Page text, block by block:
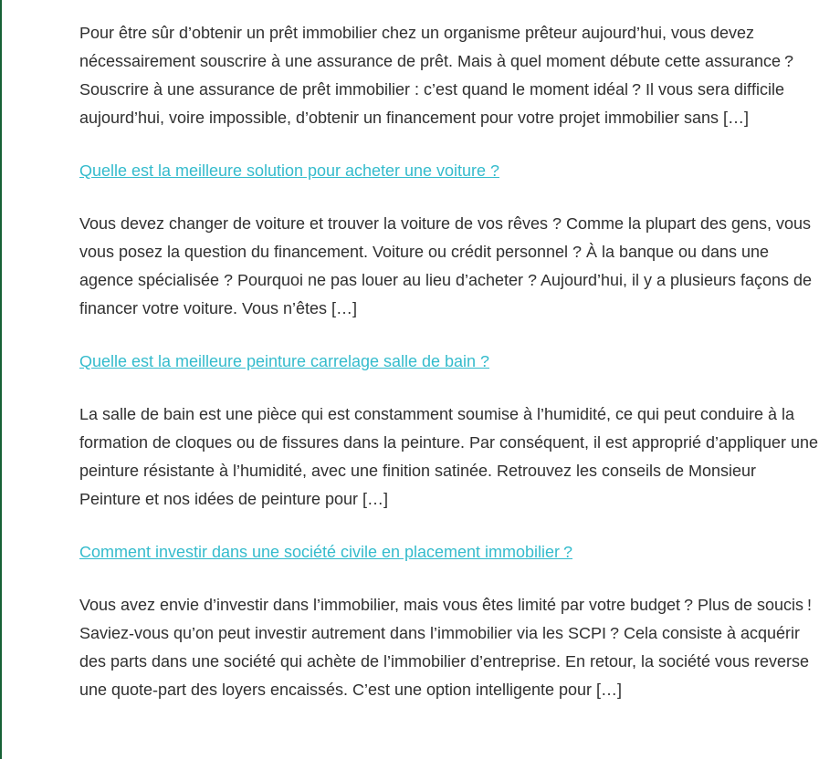
Pour être sûr d’obtenir un prêt immobilier chez un organisme prêteur aujourd’hui, vous devez
nécessairement souscrire à une assurance de prêt. Mais à quel moment débute cette assurance ?
Souscrire à une assurance de prêt immobilier : c’est quand le moment idéal ? Il vous sera difficile
aujourd’hui, voire impossible, d’obtenir un financement pour votre projet immobilier sans […]
Quelle est la meilleure solution pour acheter une voiture ?
Vous devez changer de voiture et trouver la voiture de vos rêves ? Comme la plupart des gens, vous
vous posez la question du financement. Voiture ou crédit personnel ? À la banque ou dans une
agence spécialisée ? Pourquoi ne pas louer au lieu d’acheter ? Aujourd’hui, il y a plusieurs façons de
financer votre voiture. Vous n’êtes […]
Quelle est la meilleure peinture carrelage salle de bain ?
La salle de bain est une pièce qui est constamment soumise à l’humidité, ce qui peut conduire à la
formation de cloques ou de fissures dans la peinture. Par conséquent, il est approprié d’appliquer une
peinture résistante à l’humidité, avec une finition satinée. Retrouvez les conseils de Monsieur
Peinture et nos idées de peinture pour […]
Comment investir dans une société civile en placement immobilier ?
Vous avez envie d’investir dans l’immobilier, mais vous êtes limité par votre budget ? Plus de soucis !
Saviez-vous qu’on peut investir autrement dans l’immobilier via les SCPI ? Cela consiste à acquérir
des parts dans une société qui achète de l’immobilier d’entreprise. En retour, la société vous reverse
une quote-part des loyers encaissés. C’est une option intelligente pour […]